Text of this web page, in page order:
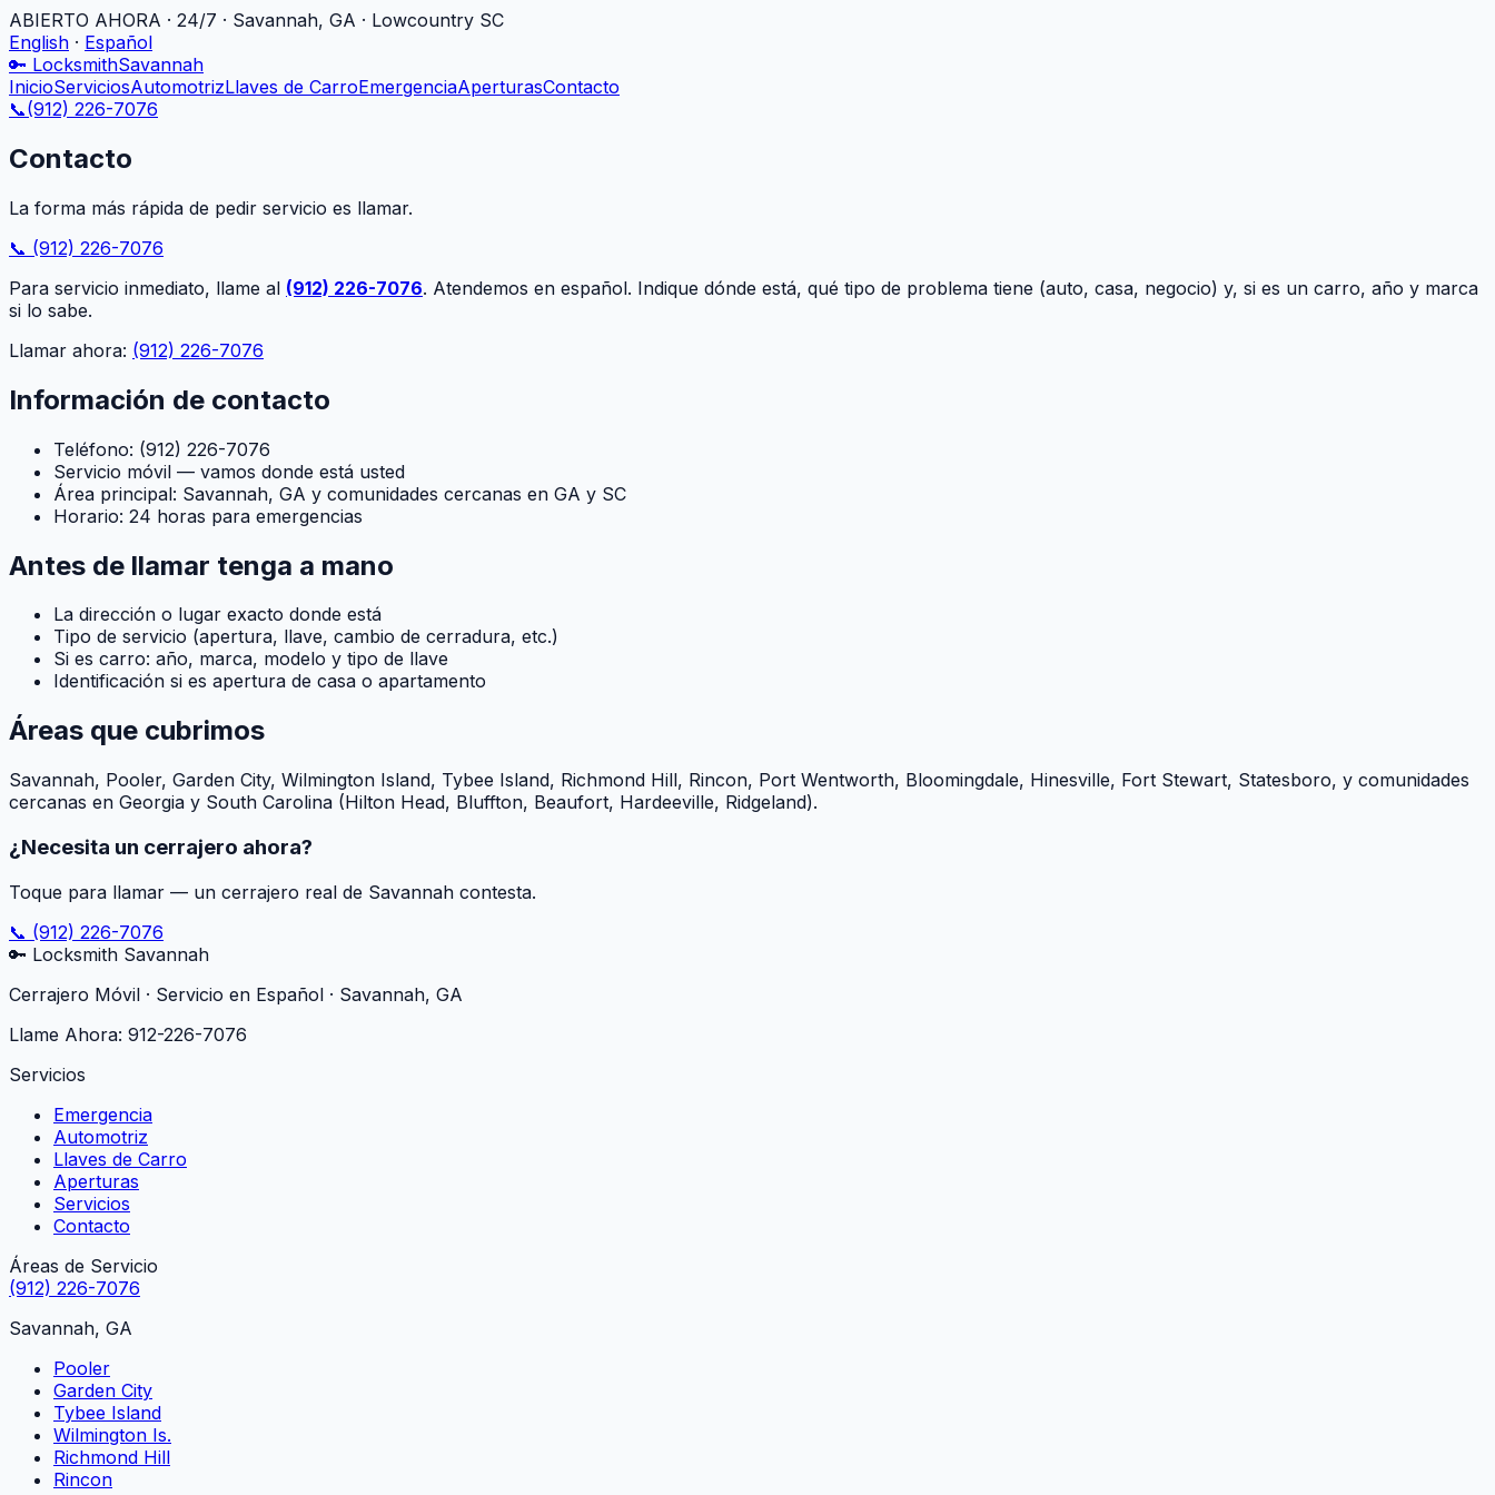
ABIERTO AHORA · 24/7 · Savannah, GA · Lowcountry SC
English · Español
🔑 LocksmithSavannah
InicioServiciosAutomotrizLlaves de CarroEmergenciaAperturasContacto
📞(912) 226-7076
Contacto
La forma más rápida de pedir servicio es llamar.
📞 (912) 226-7076
Para servicio inmediato, llame al (912) 226-7076. Atendemos en español. Indique dónde está, qué tipo de problema tiene (auto, casa, negocio) y, si es un carro, año y marca
si lo sabe.
Llamar ahora: (912) 226-7076
Información de contacto
Teléfono: (912) 226-7076
Servicio móvil — vamos donde está usted
Área principal: Savannah, GA y comunidades cercanas en GA y SC
Horario: 24 horas para emergencias
Antes de llamar tenga a mano
La dirección o lugar exacto donde está
Tipo de servicio (apertura, llave, cambio de cerradura, etc.)
Si es carro: año, marca, modelo y tipo de llave
Identificación si es apertura de casa o apartamento
Áreas que cubrimos
Savannah, Pooler, Garden City, Wilmington Island, Tybee Island, Richmond Hill, Rincon, Port Wentworth, Bloomingdale, Hinesville, Fort Stewart, Statesboro, y comunidades
cercanas en Georgia y South Carolina (Hilton Head, Bluffton, Beaufort, Hardeeville, Ridgeland).
¿Necesita un cerrajero ahora?
Toque para llamar — un cerrajero real de Savannah contesta.
📞 (912) 226-7076
🔑 Locksmith Savannah
Cerrajero Móvil · Servicio en Español · Savannah, GA
Llame Ahora: 912-226-7076
Servicios
Emergencia
Automotriz
Llaves de Carro
Aperturas
Servicios
Contacto
Áreas de Servicio
(912) 226-7076
Savannah, GA
Pooler
Garden City
Tybee Island
Wilmington Is.
Richmond Hill
Rincon